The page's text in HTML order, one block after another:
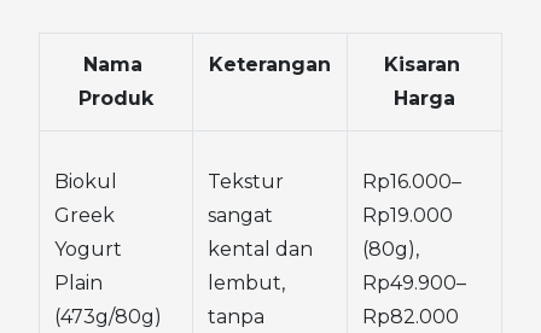
Nama
Produk
Keterangan
Kisaran
Harga
Biokul
Greek
Yogurt
Plain
(473g/80g)
Tekstur
sangat
kental dan
lembut,
tanpa
Rp16.000–
Rp19.000
(80g),
Rp49.900–
Rp82.000